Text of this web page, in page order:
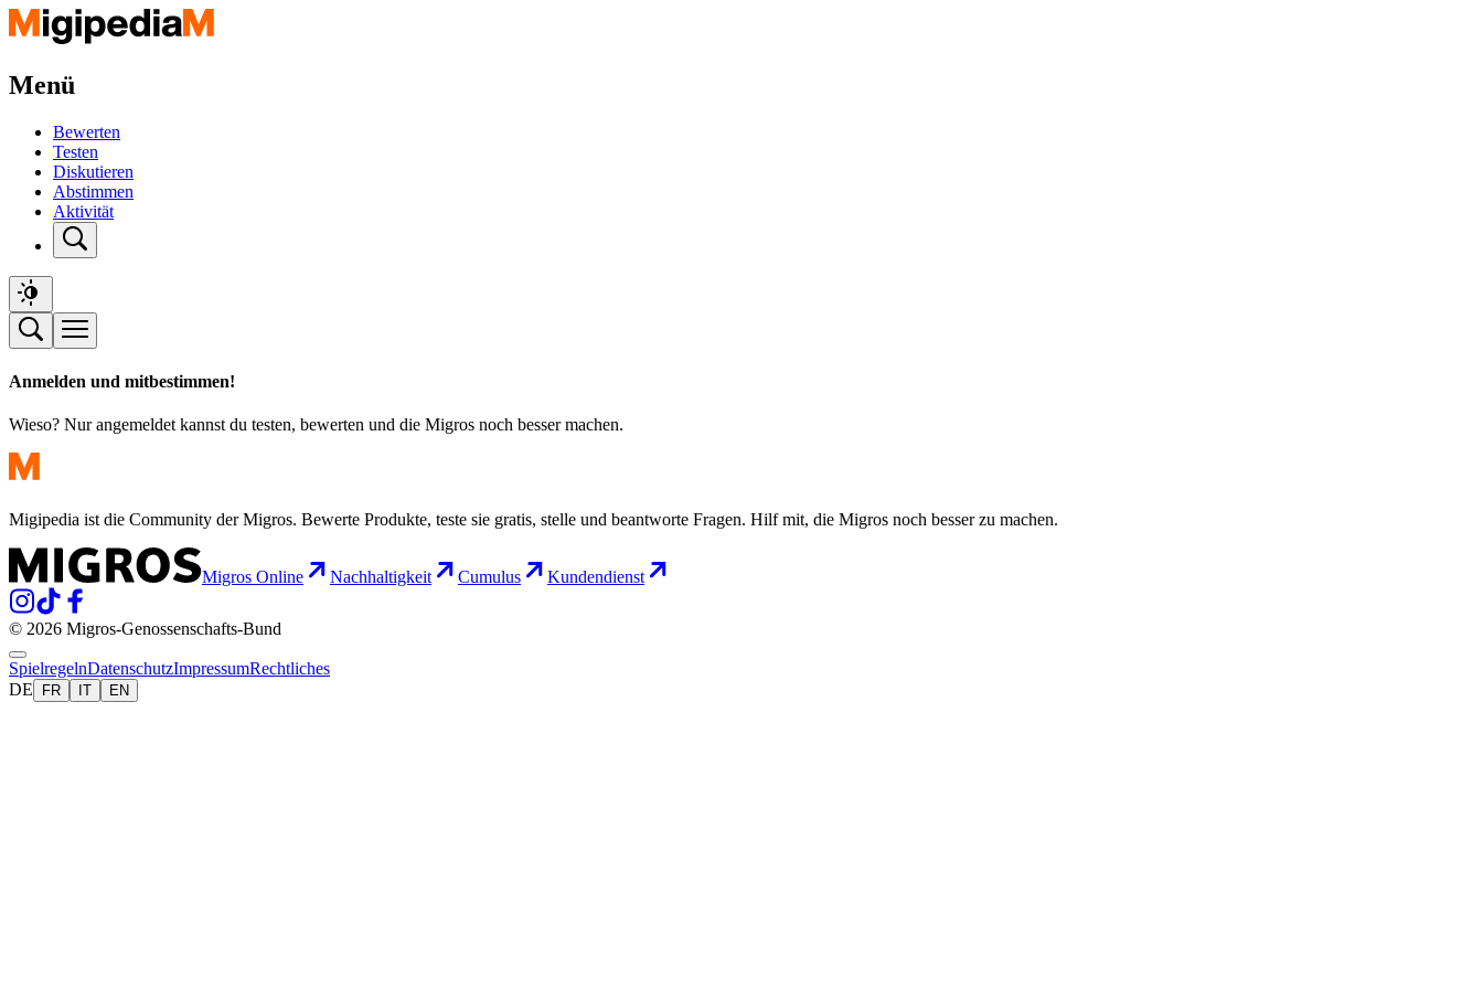
Menü
Bewerten
Testen
Diskutieren
Abstimmen
Aktivität
Anmelden und mitbestimmen!
Wieso? Nur angemeldet kannst du testen, bewerten und die Migros noch besser machen.
Migipedia ist die Community der Migros. Bewerte Produkte, teste sie gratis, stelle und beantworte Fragen. Hilf mit, die Migros noch besser zu machen.
Migros Online Nachhaltigkeit Cumulus Kundendienst
© 2026 Migros-Genossenschafts-Bund
SpielregelnDatenschutzImpressumRechtliches
DE
FR IT EN